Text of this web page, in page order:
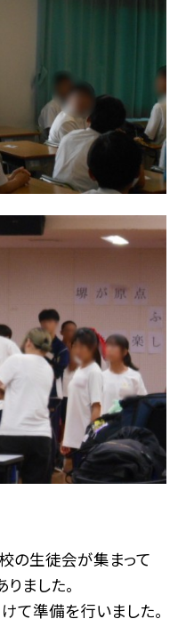
校の生徒会が集まって
ました。
て準備を行いました。